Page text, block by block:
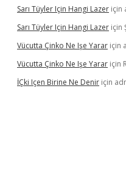
Sarı Tüyler Için Hangi Lazer için
Sarı Tüyler Için Hangi Lazer için
Vücutta Çinko Ne Işe Yarar için
Vücutta Çinko Ne Işe Yarar için
İÇki Içen Birine Ne Denir için